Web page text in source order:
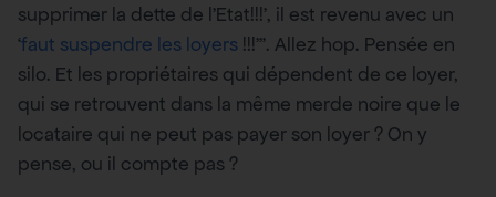
supprimer la dette de l’Etat!!!’, il est revenu avec un
‘faut suspendre les loyers !!!”’. Allez hop. Pensée en
silo. Et les propriétaires qui dépendent de ce loyer,
qui se retrouvent dans la même merde noire que le
locataire qui ne peut pas payer son loyer ? On y
pense, ou il compte pas ?